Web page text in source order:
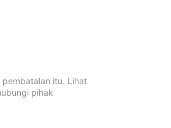
itu. Lihat
pihak